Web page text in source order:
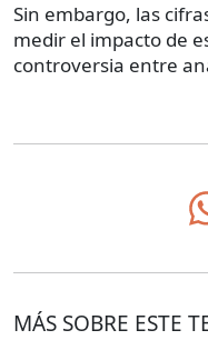
Sin embargo, las
medir el impacto de
controversia entre
MÁS SOBRE ESTE